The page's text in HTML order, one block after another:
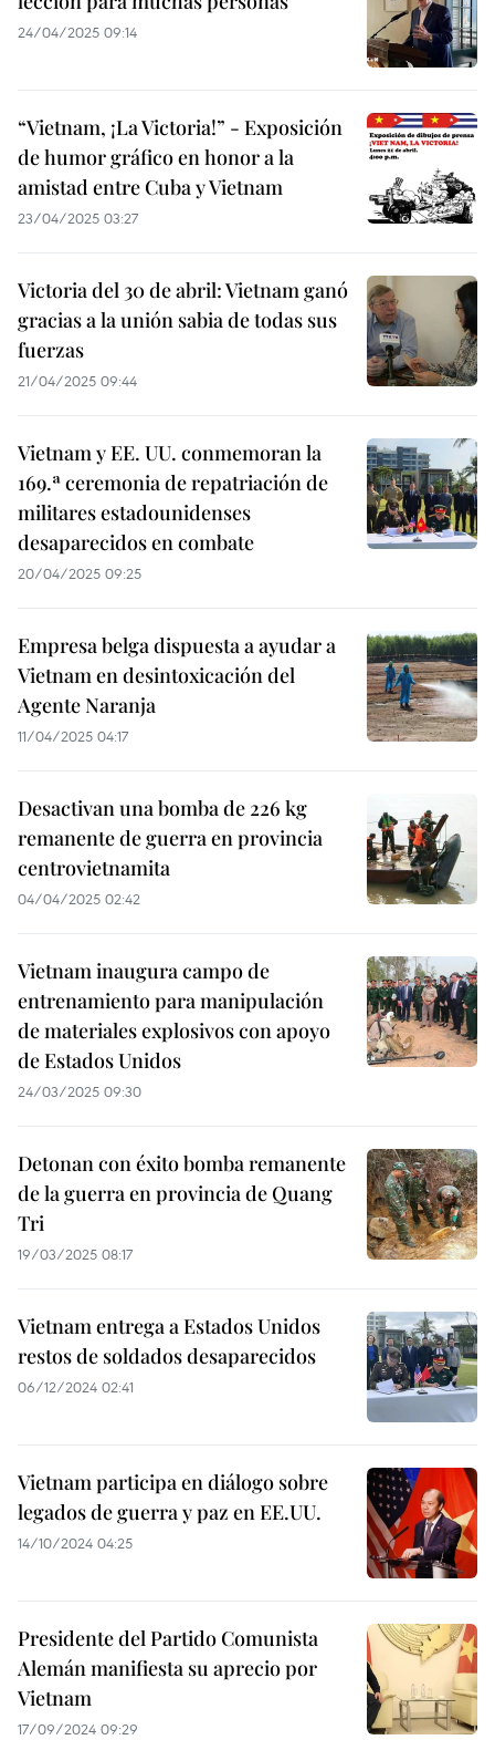
24/04/2025 09:14
“Vietnam, ¡La Victoria!” - Exposición
de humor gráfico en honor a la
amistad entre Cuba y Vietnam
23/04/2025 03:27
Victoria del 30 de abril: Vietnam ganó
gracias a la unión sabia de todas sus
fuerzas
21/04/2025 09:44
Vietnam y EE. UU. conmemoran la
169.ª ceremonia de repatriación de
militares estadounidenses
desaparecidos en combate
20/04/2025 09:25
Empresa belga dispuesta a ayudar a
Vietnam en desintoxicación del
Agente Naranja
11/04/2025 04:17
Desactivan una bomba de 226 kg
remanente de guerra en provincia
centrovietnamita
04/04/2025 02:42
Vietnam inaugura campo de
entrenamiento para manipulación
de materiales explosivos con apoyo
de Estados Unidos
24/03/2025 09:30
Detonan con éxito bomba remanente
de la guerra en provincia de Quang
Tri
19/03/2025 08:17
Vietnam entrega a Estados Unidos
restos de soldados desaparecidos
06/12/2024 02:41
Vietnam participa en diálogo sobre
legados de guerra y paz en EE.UU.
14/10/2024 04:25
Presidente del Partido Comunista
Alemán manifiesta su aprecio por
Vietnam
17/09/2024 09:29